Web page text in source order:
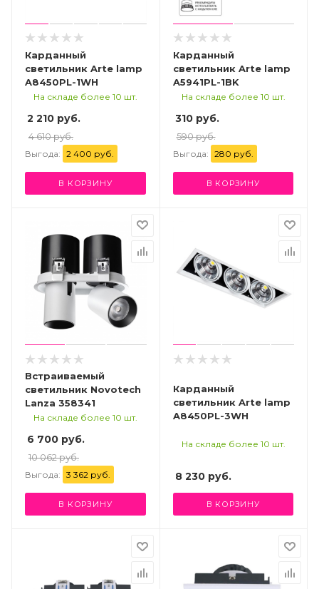
Карданный
светильник Arte lamp
A8450PL-1WH
На складе более 10 шт.
2 210 руб.
4 610 руб.
Выгода: 2 400 руб.
В КОРЗИНУ
Карданный
светильник Arte lamp
A5941PL-1BK
На складе более 10 шт.
310 руб.
590 руб.
Выгода: 280 руб.
В КОРЗИНУ
Встраиваемый
светильник Novotech
Lanza 358341
На складе более 10 шт.
6 700 руб.
10 062 руб.
Выгода: 3 362 руб.
В КОРЗИНУ
Карданный
светильник Arte lamp
A8450PL-3WH
На складе более 10 шт.
8 230руб.
В КОРЗИНУ